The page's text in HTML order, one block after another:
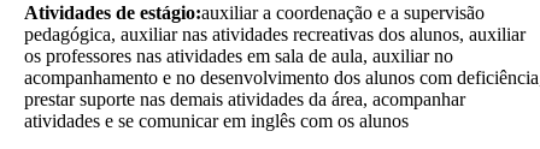
Atividades de estágio:auxiliar a coordenação e a supervisão
pedagógica, auxiliar nas atividades recreativas dos alunos, auxiliar
os professores nas atividades em sala de aula, auxiliar no
acompanhamento e no desenvolvimento dos alunos com
prestar suporte nas demais atividades da área, acompanhar
atividades e se comunicar em inglês com os alunos